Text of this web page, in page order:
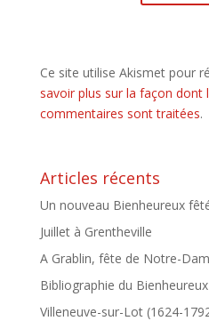
Ce site utilise Akismet pour
savoir plus sur la façon dont
commentaires sont traitées.
Articles récents
Un nouveau Bienheureux
Juillet à Grentheville
A Grablin, fête de Notre-
Bibliographie du
Villeneuve-sur-Lot (1624-